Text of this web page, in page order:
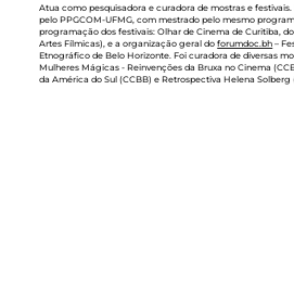
Atua como pesquisadora e curadora de mostras e
pelo PPGCOM-UFMG, com mestrado pelo mesmo
programação dos festivais: Olhar de Cinema de Curitiba,
Artes Fílmicas), e a organização geral doforumdoc.bh –
Etnográfico de Belo Horizonte. Foi curadora de diversas
Mulheres Mágicas - Reinvenções da Bruxa no Cinema
da América do Sul (CCBB) e Retrospectiva Helena Solberg